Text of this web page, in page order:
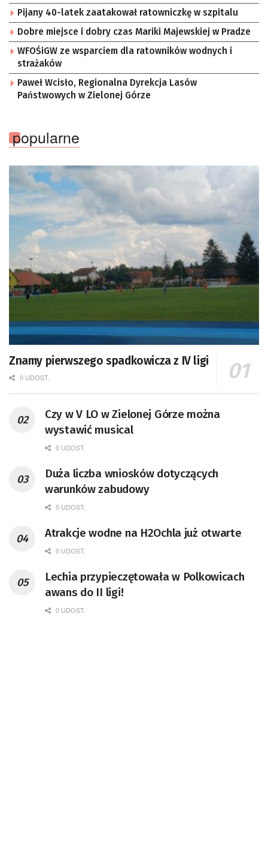
Pijany 40-latek zaatakował ratowniczkę w szpitalu
Dobre miejsce i dobry czas Mariki Majewskiej w Pradze
WFOŚiGW ze wsparciem dla ratowników wodnych i
strażaków
Paweł Wcisło, Regionalna Dyrekcja Lasów
Państwowych w Zielonej Górze
popularne
Znamy pierwszego spadkowicza z IV ligi
0 UDOST.
Czy w V LO w Zielonej Górze można
wystawić musical
0 UDOST.
Duża liczba wniosków dotyczących
warunków zabudowy
0 UDOST.
Atrakcje wodne na H2Ochla już otwarte
0 UDOST.
Lechia przypieczętowała w Polkowicach
awans do II ligi!
0 UDOST.